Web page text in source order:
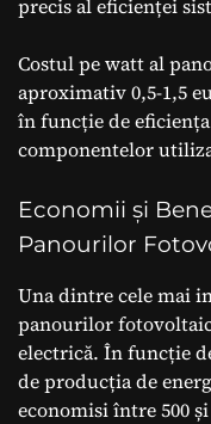
precis al eficienței
Costul pe watt al
aproximativ 0,5-1,5
în funcție de
componentelor
Economii și
Panourilor
Una dintre cele mai
panourilor
electrică. În funcție
de producția de
economisi între 500